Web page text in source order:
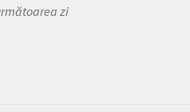
zi